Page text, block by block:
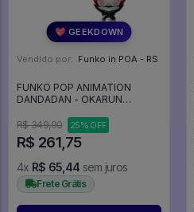
💖 GEEKDOWN
Vendido por: Funko in POA - RS
FUNKO POP ANIMATION
DANDADAN - OKARUN
Animation #2100
R$ 349,00 25% OFF
R$ 261,75
4x R$ 65,44 sem juros
Frete Grátis